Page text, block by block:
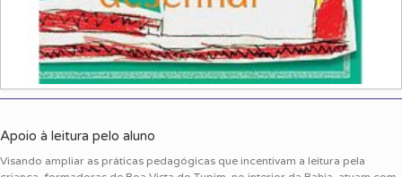
Apoio à leitura pelo aluno
Visando ampliar as práticas pedagógicas que incentivam a leitura pela